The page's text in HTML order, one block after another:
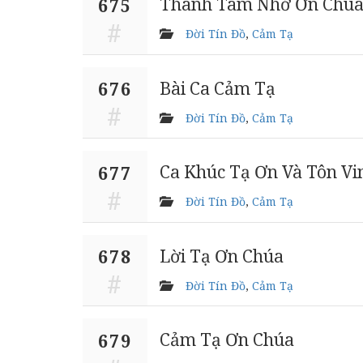
675
Đời Tín Đồ, Cảm Tạ
676 Bài Ca Cảm Tạ
Đời Tín Đồ, Cảm Tạ
677 Ca Khúc Tạ Ơn Và Tôn
Đời Tín Đồ, Cảm Tạ
678 Lời Tạ Ơn Chúa
Đời Tín Đồ, Cảm Tạ
679 Cảm Tạ Ơn Chúa